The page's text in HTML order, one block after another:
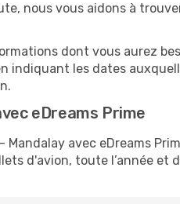
nous vous aidons à
dont vous aurez
indiquant les dates
eDreams Prime
avec eDreams
d'avion, toute l’année et